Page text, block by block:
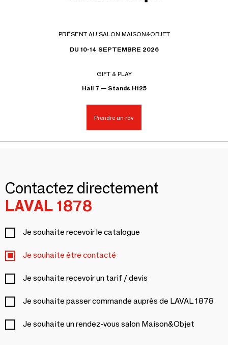
PRÉSENT AU SALON MAISON&OBJET
DU 10-14 SEPTEMBRE 2026
GIFT & PLAY
Hall 7 — Stands H125
Prendre un rdv
Contactez directement
LAVAL 1878
Je souhaite recevoir le catalogue
Je souhaite être contacté
Je souhaite recevoir un tarif / devis
Je souhaite passer commande auprès de LAVAL 1878
Je souhaite un rendez-vous salon Maison&Objet